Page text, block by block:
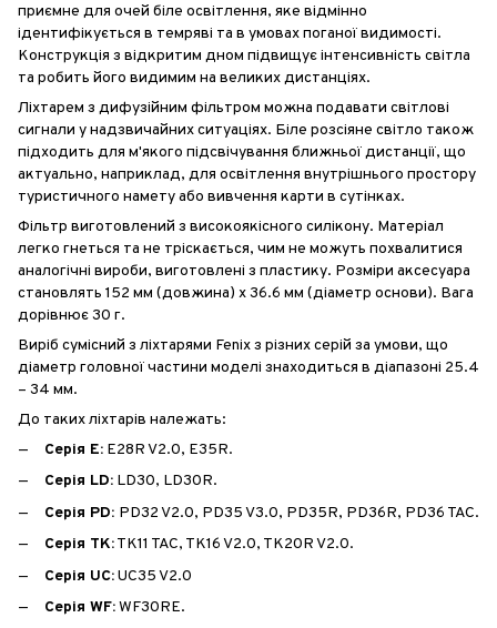
приємне для очей біле освітлення, яке відмінно
ідентифікується в темряві та в умовах поганої видимості.
Конструкція з відкритим дном підвищує інтенсивність світла
та робить його видимим на великих дистанціях.
Ліхтарем з дифузійним фільтром можна подавати світлові
сигнали у надзвичайних ситуаціях. Біле розсіяне світло також
підходить для м'якого підсвічування ближньої дистанції, що
актуально, наприклад, для освітлення внутрішнього простору
туристичного намету або вивчення карти в сутінках.
Фільтр виготовлений з високоякісного силікону. Матеріал
легко гнеться та не тріскається, чим не можуть похвалитися
аналогічні вироби, виготовлені з пластику. Розміри аксесуара
становлять 152 мм (довжина) х 36.6 мм (діаметр основи). Вага
дорівнює 30 г.
Виріб сумісний з ліхтарями Fenix з різних серій за умови, що
діаметр головної частини моделі знаходиться в діапазоні 25.4
– 34 мм.
До таких ліхтарів належать:
Серія E: E28R V2.0, E35R.
Серія LD: LD30, LD30R.
Серія PD: PD32 V2.0, PD35 V3.0, PD35R, PD36R, PD36 TAC.
Серія TK:TK11 TAC, TK16 V2.0, TK20R V2.0.
Серія UC:UC35 V2.0
Серія WF:WF30RE.